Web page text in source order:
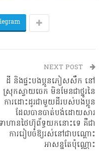
NEXT POST
ដី និងផ្ទះបងប្អូនភៀសសឹក នៅ
ស្រុកស្វាយចេក មិនមែនជាថ្នូរនៃ
ការដោះដូរជាមួយដីរបស់បងប្អូន
ដែលបានបាត់បង់ដោយសារ
ាហានថៃហ៊ុព័ទ្ធយកនោះទេ គឺជា
ការរៀបចំឱ្យរស់នៅជាបណ្តោះ
អាសន្នតែប៉ុណ្ណោះ